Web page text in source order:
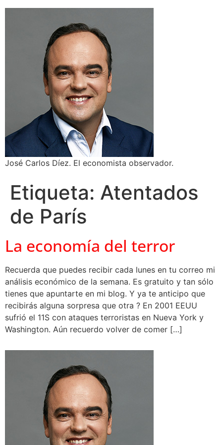
José Carlos Díez. El economista observador.
Etiqueta: Atentados
de París
La economía del terror
Recuerda que puedes recibir cada lunes en tu correo mi
análisis económico de la semana. Es gratuito y tan sólo
tienes que apuntarte en mi blog. Y ya te anticipo que
recibirás alguna sorpresa que otra ? En 2001 EEUU
sufrió el 11S con ataques terroristas en Nueva York y
Washington. Aún recuerdo volver de comer […]